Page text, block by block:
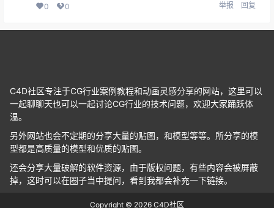
0 0 举报 回复
C4D社区专注于CG行业案例教程和动画灵感分享的网站，这里可以
一起聊聊天也可以一起讨论CG行业的技术问题，欢迎大家踊跃体
温。
另外网站也会不定期的分享大量的贴图，和模型等等。所分享的模
型都是高质量的模型和优质的贴图。
还会分享大量破解的软件资源，由于版权问题，有些内容会被屏蔽
掉，这时可以在圈子当中提问，看到我都会补充一下链接。
Copyright © 2026 C4D社区